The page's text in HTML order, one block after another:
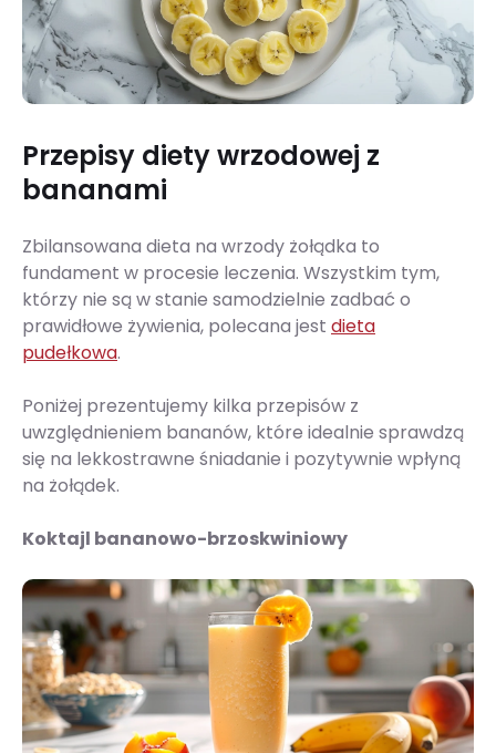
Przepisy diety wrzodowej z
bananami
Zbilansowana dieta na wrzody żołądka to
fundament w procesie leczenia. Wszystkim tym,
którzy nie są w stanie samodzielnie zadbać o
prawidłowe żywienia, polecana jest dieta
pudełkowa.
Poniżej prezentujemy kilka przepisów z
uwzględnieniem bananów, które idealnie sprawdzą
się na lekkostrawne śniadanie i pozytywnie wpłyną
na żołądek.
Koktajl bananowo-brzoskwiniowy